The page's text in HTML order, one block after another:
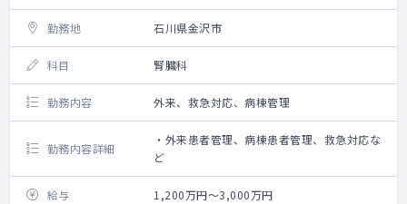
勤務地 石川県金沢市
科目 腎臓科
勤務内容 外来、救急対応、病棟管理
勤務内容詳細
・外来患者管理、病棟患者管理、救急対応な
ど
給与 1,200万円～3,000万円